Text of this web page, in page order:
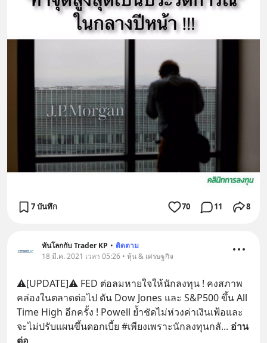
7 บันทึก 70 11 8
ทันโลกกับ Trader KP • ติดตาม
18 มี.ค. 2021 เวลา 05:26 • หุ้น & เศรษฐกิจ
⚠️[UPDATE]⚠️ FED ต่อลมหายใจให้นักลงทุน ! คงสภาพ
คล่องในตลาดต่อไป ดัน Dow Jones และ S&P500 ขึ้น All
Time High อีกครั้ง ! Powell ย้ำชัดไม่ห่วงค่าเงินเฟ้อและ
จะไม่ปรับแผนขึ้นดอกเบี้ย #เพียงเพราะนักลงทุนกลั... อ่าน